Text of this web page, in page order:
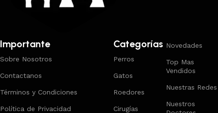
Importante
Sobre Nosotros
Contactanos
Términos y Condiciones
Política de Privacidad
Categorías
Perros
Gatos
Roedores
Cirugías
Novedades
Top Mas
Vendidos
Nuestras Redes
Nuestros